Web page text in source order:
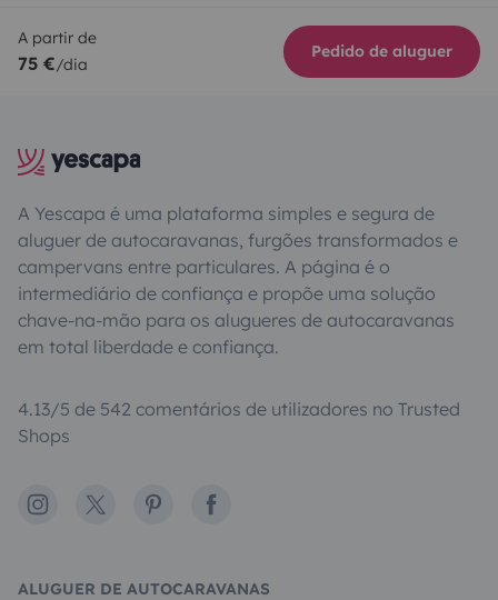
A partir de
75 €/dia
Pedido de aluguer
A Yescapa é uma plataforma simples e segura de
aluguer de autocaravanas, furgões transformados e
campervans entre particulares. A página é o
intermediário de confiança e propõe uma solução
chave-na-mão para os alugueres de autocaravanas
em total liberdade e confiança.
4.13/5 de 542 comentários de utilizadores no Trusted
Shops
Instagram
X PinterestFacebook
ALUGUER DE AUTOCARAVANAS